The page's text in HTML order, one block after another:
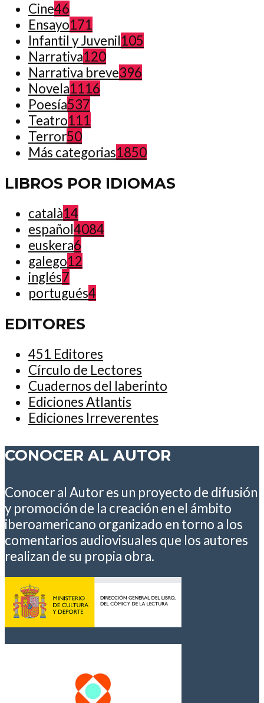
Cine46
Ensayo171
Infantil y Juvenil105
Narrativa120
Narrativa breve396
Novela1116
Poesía537
Teatro111
Terror50
Más categorias1850
LIBROS POR IDIOMAS
català14
español4084
euskera6
galego12
inglés7
portugués4
EDITORES
451 Editores
Círculo de Lectores
Cuadernos del laberinto
Ediciones Atlantis
Ediciones Irreverentes
CONOCER AL AUTOR
Conocer al Autor es un proyecto de difusión
y promoción de la creación en el ámbito
iberoamericano organizado en torno a los
comentarios audiovisuales que los autores
realizan de su propia obra.